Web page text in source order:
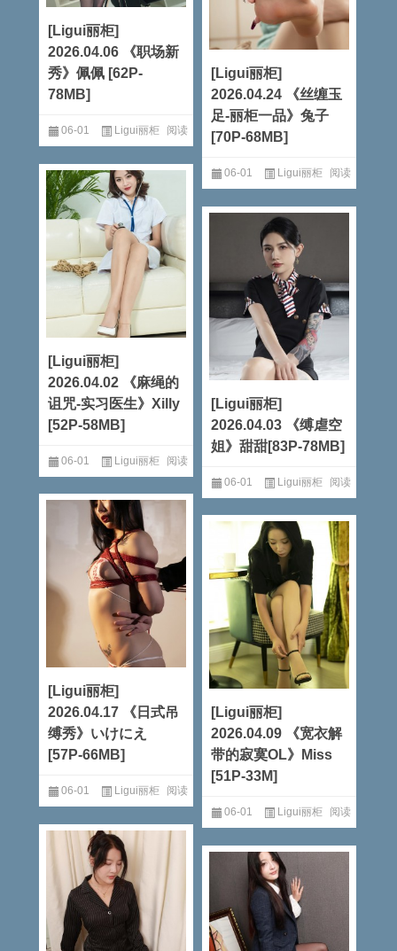
[Ligui丽柜]
2026.04.06 《职场新
秀》佩佩 [62P-
78MB]
06-01 Ligui丽柜 阅读
全文
[Ligui丽柜]
2026.04.24 《丝缠玉
足-丽柜一品》兔子
[70P-68MB]
06-01 Ligui丽柜 阅读
全文
[Ligui丽柜]
2026.04.02 《麻绳的
诅咒-实习医生》Xilly
[52P-58MB]
06-01 Ligui丽柜 阅读
全文
[Ligui丽柜]
2026.04.03 《缚虐空
姐》甜甜[83P-78MB]
06-01 Ligui丽柜 阅读
全文
[Ligui丽柜]
2026.04.17 《日式吊
缚秀》いけにえ
[57P-66MB]
06-01 Ligui丽柜 阅读
全文
[Ligui丽柜]
2026.04.09 《宽衣解
带的寂寞OL》Miss
[51P-33M]
06-01 Ligui丽柜 阅读
全文